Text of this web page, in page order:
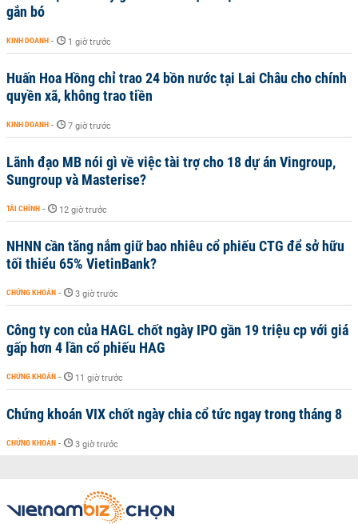
gắn bó
KINH DOANH - 1 giờ trước
Huấn Hoa Hồng chỉ trao 24 bồn nước tại Lai Châu cho chính
quyền xã, không trao tiền
KINH DOANH - 7 giờ trước
Lãnh đạo MB nói gì về việc tài trợ cho 18 dự án Vingroup,
Sungroup và Masterise?
TÀI CHÍNH - 12 giờ trước
NHNN cần tăng nắm giữ bao nhiêu cổ phiếu CTG để sở hữu
tối thiểu 65% VietinBank?
CHỨNG KHOÁN - 3 giờ trước
Công ty con của HAGL chốt ngày IPO gần 19 triệu cp với giá
gấp hơn 4 lần cổ phiếu HAG
CHỨNG KHOÁN - 11 giờ trước
Chứng khoán VIX chốt ngày chia cổ tức ngay trong tháng 8
CHỨNG KHOÁN - 3 giờ trước